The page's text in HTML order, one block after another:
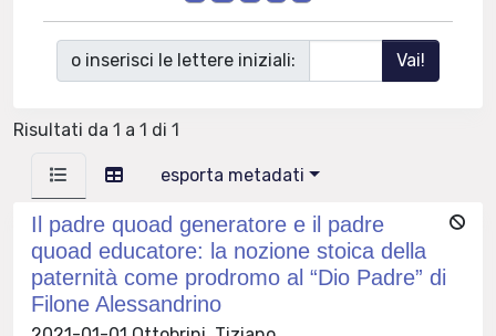
o inserisci le lettere iniziali:
Risultati da 1 a 1 di 1
esporta metadati
Il padre quoad generatore e il padre
quoad educatore: la nozione stoica della
paternità come prodromo al “Dio Padre” di
Filone Alessandrino